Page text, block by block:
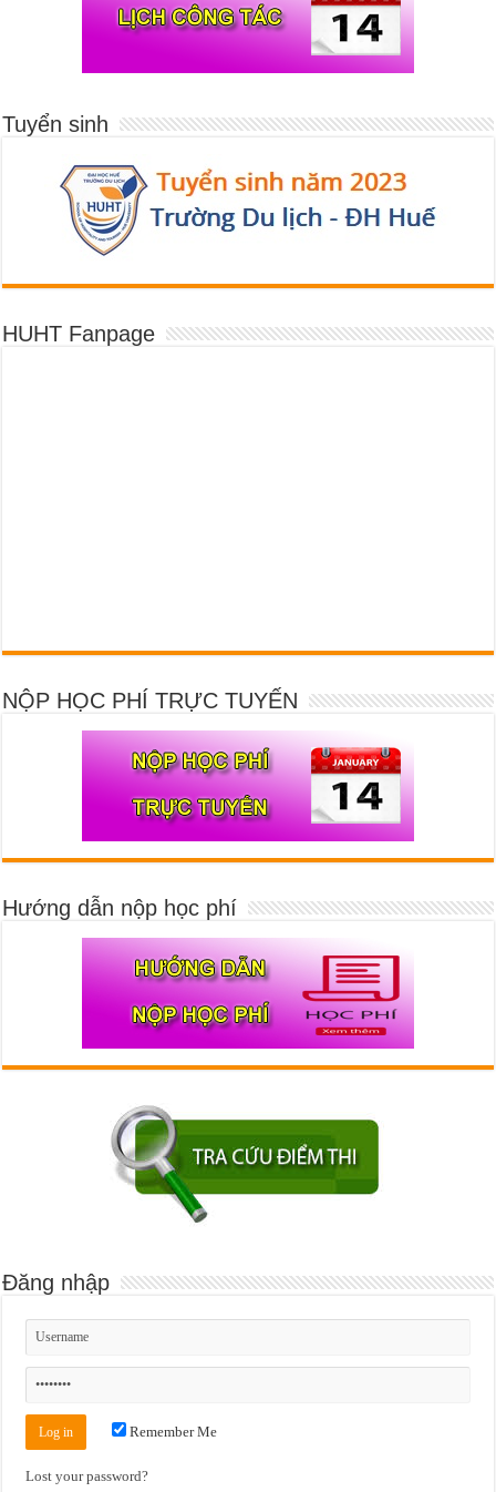
Tuyển sinh
HUHT Fanpage
NỘP HỌC PHÍ TRỰC TUYẾN
Hướng dẫn nộp học phí
Đăng nhập
Remember Me
Lost your password?